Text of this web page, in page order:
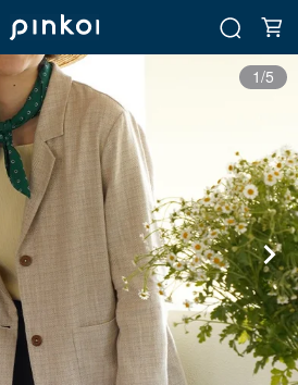
1/5